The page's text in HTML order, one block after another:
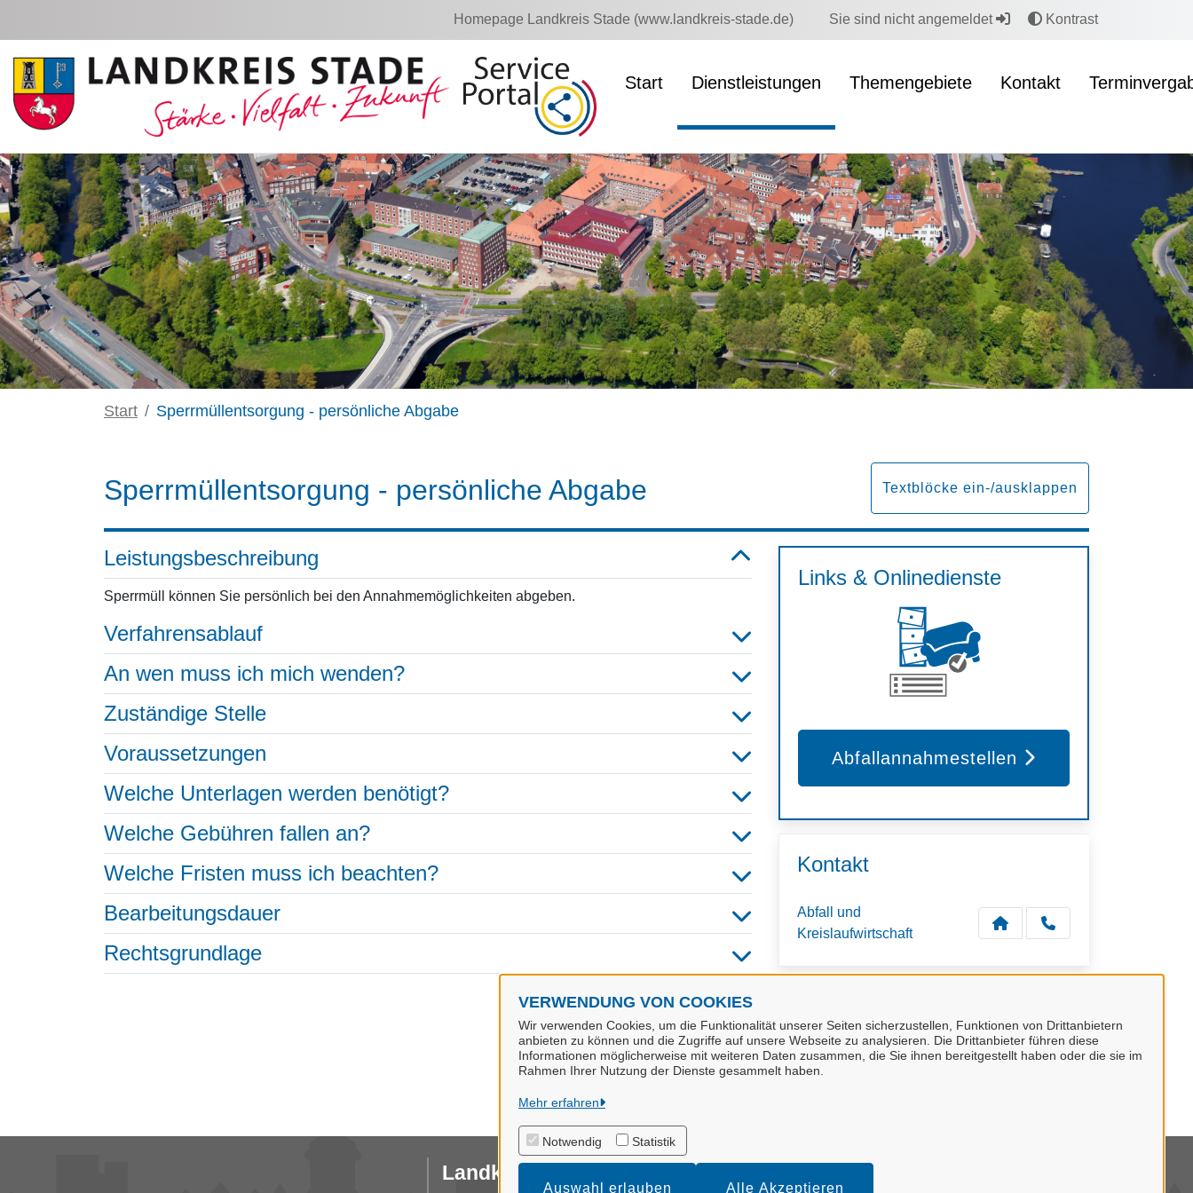
VERWENDUNG VON COOKIES
Wir verwenden Cookies, um die Funktionalität unserer Seiten sicherzustellen, Funktionen von Drittanbietern
anbieten zu können und die Zugriffe auf unsere Webseite zu analysieren. Die Drittanbieter führen diese
Informationen möglicherweise mit weiteren Daten zusammen, die Sie ihnen bereitgestellt haben oder die sie im
Rahmen Ihrer Nutzung der Dienste gesammelt haben.
Mehr erfahren
Notwendig Statistik
Auswahl erlauben Alle Akzeptieren
Homepage Landkreis Stade (www.landkreis-stade.de) Sie sind nicht angemeldet Kontrast
Start Dienstleistungen Themengebiete Kontakt
Start Sperrmüllentsorgung - persönliche Abgabe
Sperrmüllentsorgung - persönliche Abgabe Textblöcke ein-/ausklappen
Leistungsbeschreibung
Sperrmüll können Sie persönlich bei den Annahmemöglichkeiten abgeben.
Verfahrensablauf
An wen muss ich mich wenden?
Zuständige Stelle
Voraussetzungen
Welche Unterlagen werden benötigt?
Welche Gebühren fallen an?
Welche Fristen muss ich beachten?
Bearbeitungsdauer
Rechtsgrundlage
Links & Onlinedienste
Abfallannahmestellen
Kontakt
Abfall und
Kreislaufwirtschaft
Sperrmüllentsorgung -
Landkreis Stade